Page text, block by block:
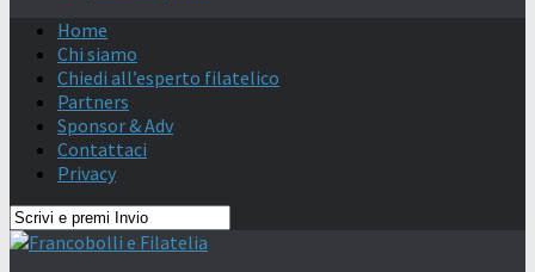
Home
Chi siamo
Chiedi all’esperto filatelico
Partners
Sponsor & Adv
Contattaci
Privacy